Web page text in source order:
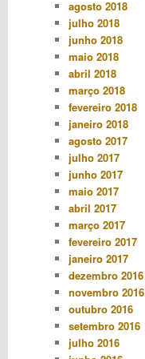
agosto 2018
julho 2018
junho 2018
maio 2018
abril 2018
março 2018
fevereiro 2018
janeiro 2018
agosto 2017
julho 2017
junho 2017
maio 2017
abril 2017
março 2017
fevereiro 2017
janeiro 2017
dezembro 2016
novembro 2016
outubro 2016
setembro 2016
julho 2016